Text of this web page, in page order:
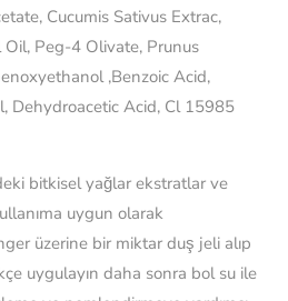
Cucumis Sativus Extrac,
Peg-4 Olivate, Prunus
,Benzoic Acid,
Dehydroacetic Acid, Cl 15985
bitkisel yağlar ekstratlar ve
uygun olarak
üzerine bir miktar duş jeli alıp
uygulayın daha sonra bol su ile